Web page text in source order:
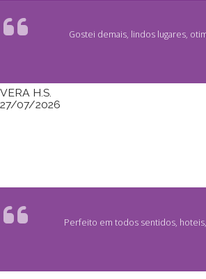
Gostei demais, lindos lugares,
VERA H.S.
27/07/2026
Perfeito em todos sentidos,